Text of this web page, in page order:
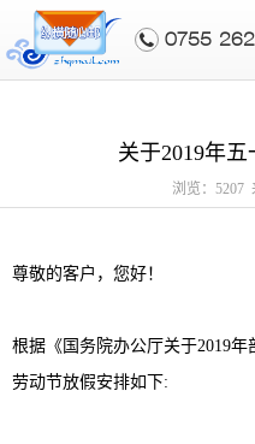
0755-
关于2019年
浏览：5207
尊敬的客户，您好！
根据《国务院办公厅关于2019
劳动节放假安排如下: